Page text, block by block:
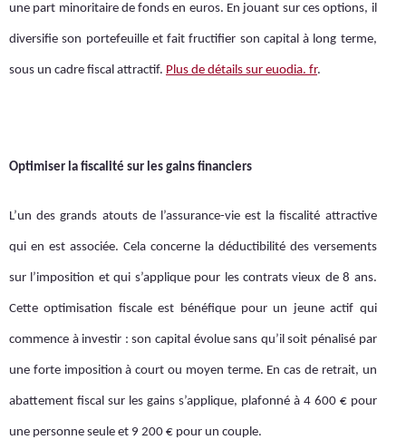
une part minoritaire de fonds en euros. En jouant sur ces options, il
diversifie son portefeuille et fait fructifier son capital à long terme,
sous un cadre fiscal attractif. Plus de détails sur euodia. fr.
Optimiser la fiscalité sur les gains financiers
L’un des grands atouts de l’assurance-vie est la fiscalité attractive
qui en est associée. Cela concerne la déductibilité des versements
sur l’imposition et qui s’applique pour les contrats vieux de 8 ans.
Cette optimisation fiscale est bénéfique pour un jeune actif qui
commence à investir : son capital évolue sans qu’il soit pénalisé par
une forte imposition à court ou moyen terme. En cas de retrait, un
abattement fiscal sur les gains s’applique, plafonné à 4 600 € pour
une personne seule et 9 200 € pour un couple.